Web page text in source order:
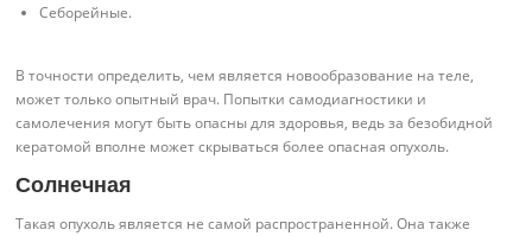
Себорейные.
В точности определить, чем является новообразование на теле,
может только опытный врач. Попытки самодиагностики и
самолечения могут быть опасны для здоровья, ведь за безобидной
кератомой вполне может скрываться более опасная опухоль.
Солнечная
Такая опухоль является не самой распространенной. Она также